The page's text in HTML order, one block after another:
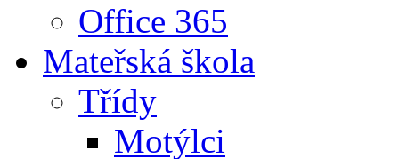
Office 365
Mateřská škola
Třídy
Motýlci